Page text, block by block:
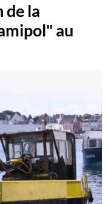
de la
au